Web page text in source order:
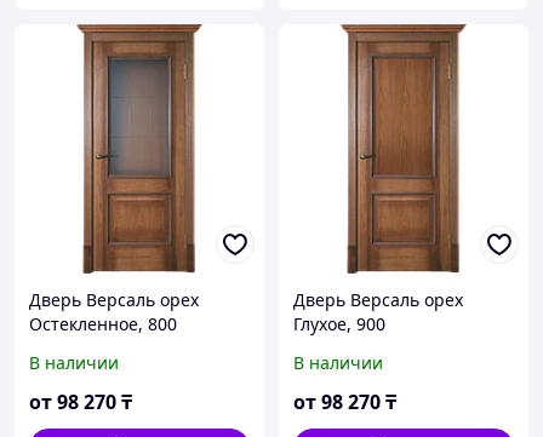
Дверь Версаль орех
Остекленное, 800
В наличии
от98 270₸
Дверь Версаль орех
Глухое, 900
В наличии
от98 270₸